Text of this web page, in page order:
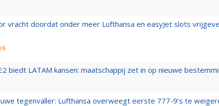
vracht doordat onder meer Lufthansa en easyJet slots
biedt LATAM kansen: maatschappij zet in op nieuwe
tegenvaller: Lufthansa overweegt eerste 777-9’s te